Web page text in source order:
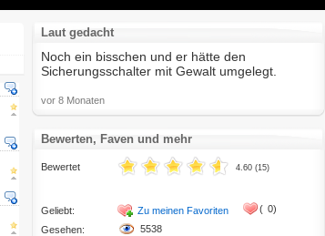
Laut gedacht
Noch ein bisschen und er hätte den
Sicherungsschalter mit Gewalt umgelegt.
vor 8 Monaten
Bewerten, Faven und mehr
Bewertet
Geliebt:
Gesehen:
4.60 (15)
Zu meinen Favoriten
5538
( 0)